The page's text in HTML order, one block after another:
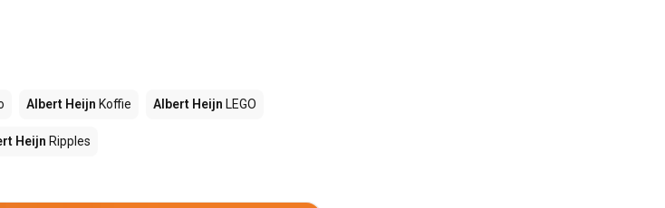
Albert Heijn Koffie Albert Heijn LEGO
Heijn Ripples